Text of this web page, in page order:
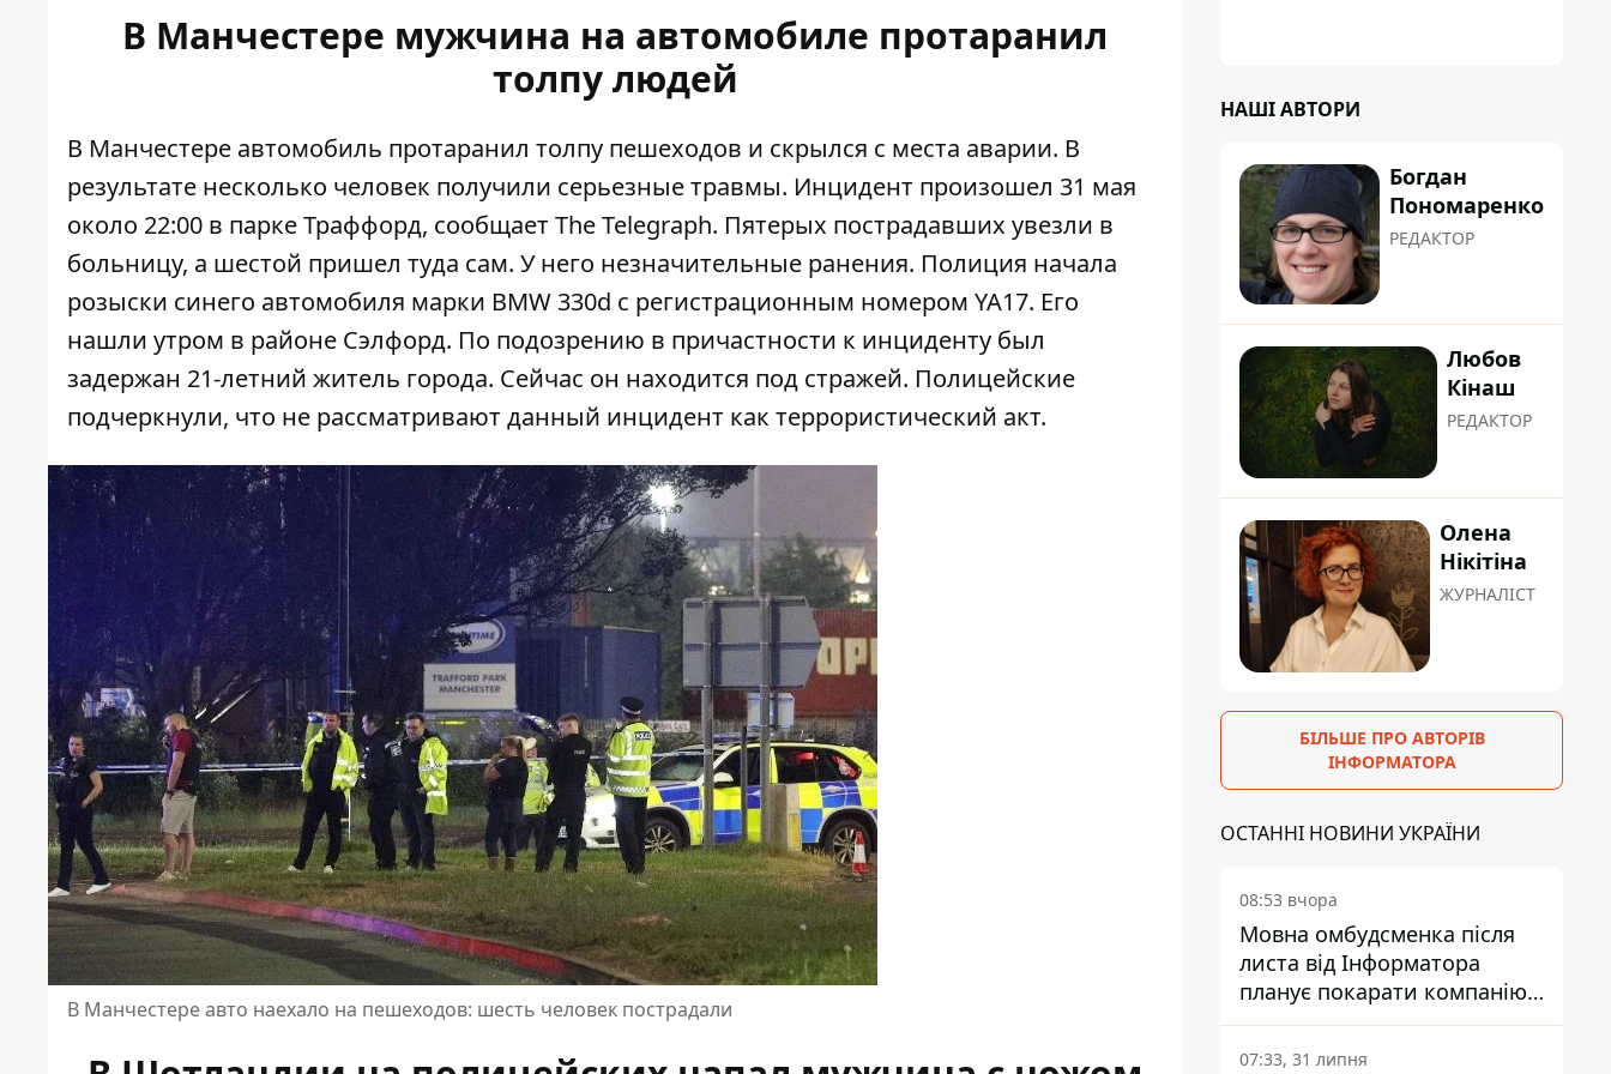
В Манчестере мужчина на автомобиле протаранил
толпу людей
В Манчестере автомобиль протаранил толпу пешеходов и скрылся с места аварии. В
результате несколько человек получили серьезные травмы. Инцидент произошел 31 мая
около 22:00 в парке Траффорд, сообщает The Telegraph. Пятерых пострадавших увезли в
больницу, а шестой пришел туда сам. У него незначительные ранения. Полиция начала
розыски синего автомобиля марки BMW 330d с регистрационным номером YA17. Его
нашли утром в районе Сэлфорд. По подозрению в причастности к инциденту был
задержан 21-летний житель города. Сейчас он находится под стражей. Полицейские
подчеркнули, что не рассматривают данный инцидент как террористический акт.
В Манчестере авто наехало на пешеходов: шесть человек пострадали
НАШІ АВТОРИ
Богдан
Пономаренко
РЕДАКТОР
Любов
Кінаш
РЕДАКТОР
Олена
Нікітіна
ЖУРНАЛІСТ
БІЛЬШЕ ПРО АВТОРІВ
ІНФОРМАТОРА
ОСТАННІ НОВИНИ УКРАЇНИ
08:53 вчора
Мовна омбудсменка після
листа від Інформатора
планує покарати компанію-
підрядника ПриватБанку
07:33, 31 липня